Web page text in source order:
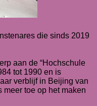
die sinds 2019
aan de “Hochschule
tot 1990 en is
verblijf in Beijing van
meer toe op het maken